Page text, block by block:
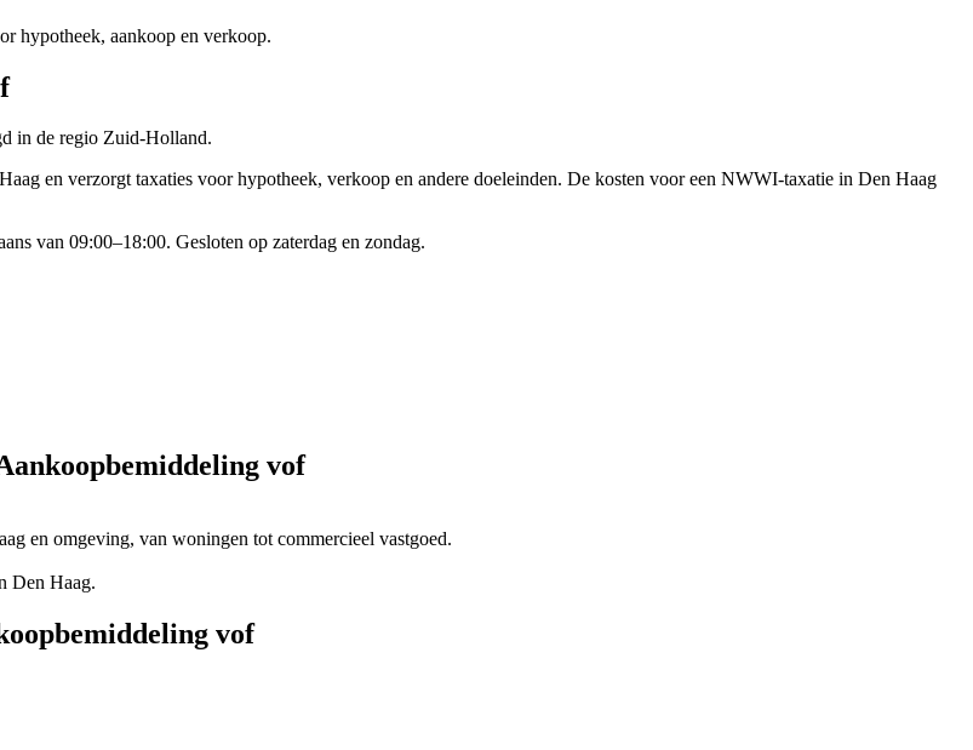
hypotheek, aankoop en verkoop.
in de regio Zuid-Holland.
en verzorgt taxaties voor hypotheek, verkoop en andere doeleinden. De kosten voor een NWWI-taxatie in Den Haag
van 09:00–18:00. Gesloten op zaterdag en zondag.
vof
en omgeving, van woningen tot commercieel vastgoed.
Den Haag.
vof